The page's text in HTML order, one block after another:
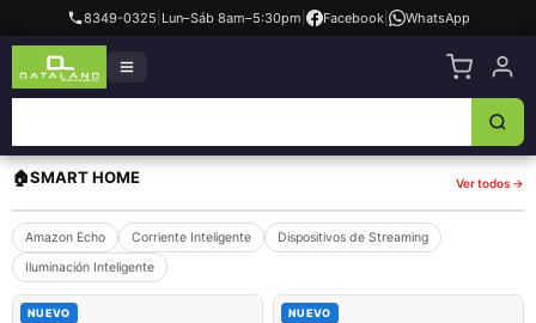
8349-0325 Lun–Sáb 8am–5:30pm Facebook| WhatsApp
🏠SMART HOME Ver todos →
Amazon Echo Corriente Inteligente
Dispositivos de Streaming
Iluminación Inteligente
NUEVO NUEVO